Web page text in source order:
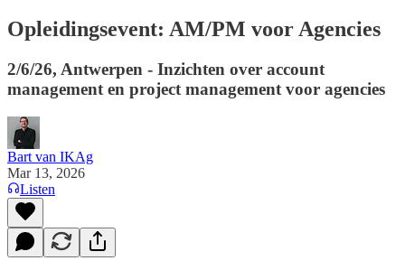
Opleidingsevent: AM/PM voor Agencies
2/6/26, Antwerpen - Inzichten over account
management en project management voor agencies
Bart van IKAg
Mar 13, 2026
Listen